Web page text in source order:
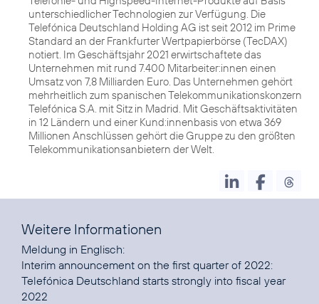
unterschiedlicher Technologien zur Verfügung. Die
Telefónica Deutschland Holding AG ist seit 2012 im Prime
Standard an der Frankfurter Wertpapierbörse (TecDAX)
notiert. Im Geschäftsjahr 2021 erwirtschaftete das
Unternehmen mit rund 7.400 Mitarbeiter:innen einen
Umsatz von 7,8 Milliarden Euro. Das Unternehmen gehört
mehrheitlich zum spanischen Telekommunikationskonzern
Telefónica S.A. mit Sitz in Madrid. Mit Geschäftsaktivitäten
in 12 Ländern und einer Kund:innenbasis von etwa 369
Millionen Anschlüssen gehört die Gruppe zu den größten
Telekommunikationsanbietern der Welt.
Weitere Informationen
Interim announcement on the first quarter of 2022:
Telefónica Deutschland starts strongly into fiscal year
2022